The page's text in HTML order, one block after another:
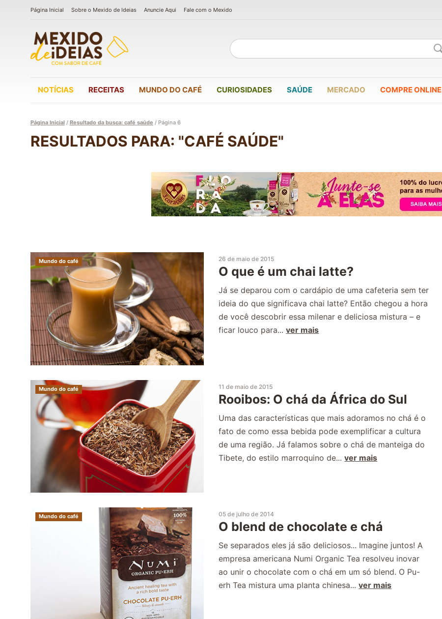
Página Inicial Sobre o Mexido de Ideias Anuncie Aqui Fale com o Mexido
NOTÍCIAS RECEITAS MUNDO DO CAFÉ CURIOSIDADES SAÚDE MERCADO COMPRE ONLINE
Página Inicial / Resultado da busca: café saúde / Página 6
RESULTADOS PARA: "CAFÉ SAÚDE"
Mundo do café 26 de maio de 2015
O que é um chai latte?
Já se deparou com o cardápio de uma cafeteria sem ter
ideia do que significava chai latte? Então chegou a hora
de você descobrir essa milenar e deliciosa mistura – e
ficar louco para...ver mais
Mundo do café 11 de maio de 2015
Rooibos: O chá da África do Sul
Uma das características que mais adoramos no chá é o
fato de como essa bebida pode exemplificar a cultura
de uma região. Já falamos sobre o chá de manteiga do
Tibete, do estilo marroquino de...ver mais
Mundo do café 05 de julho de 2014
O blend de chocolate e chá
Se separados eles já são deliciosos... Imagine juntos! A
empresa americana Numi Organic Tea resolveu inovar
ao unir o chocolate com o chá em um só blend. O Pu-
erh Tea mistura uma planta chinesa...ver mais